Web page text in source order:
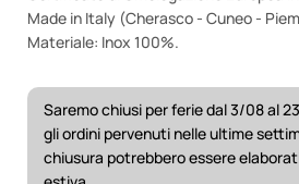
Made in Italy (Cherasco - Cuneo -
Materiale: Inox 100%.
Saremo chiusi per ferie dal 3/08 al
gli ordini pervenuti nelle ultime
chiusura potrebbero essere